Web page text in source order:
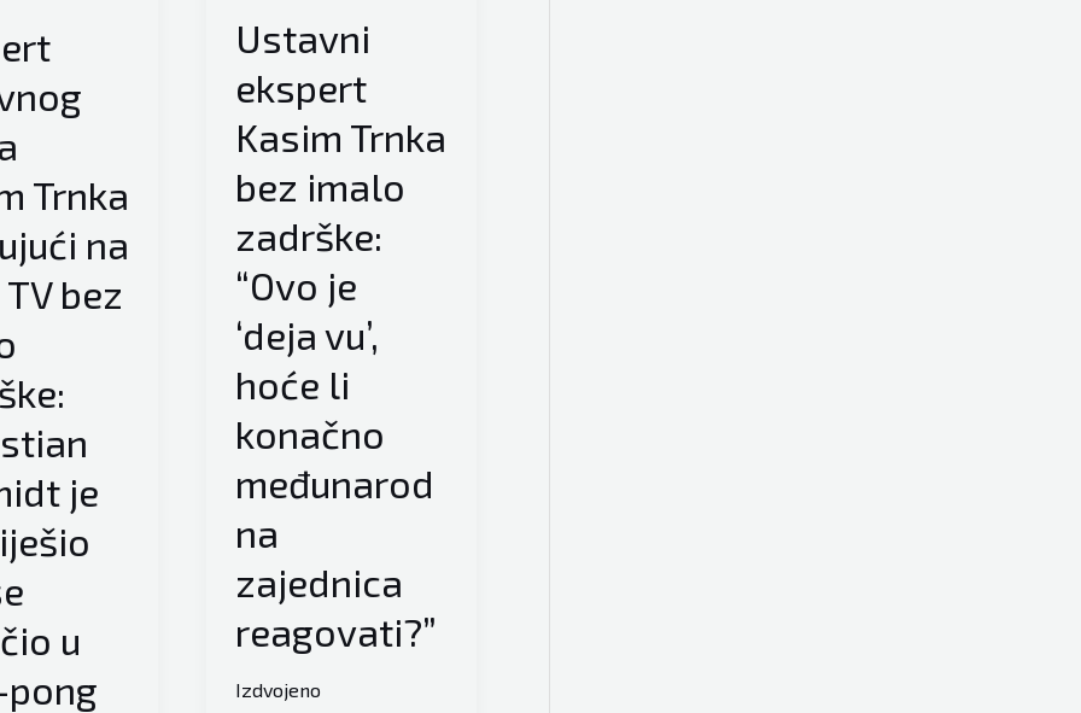
“Dodik
i
vlasti
iz
zamjenjuju
teze.
Strane
sudije
postoje
u
Ustavnom
sudu
zbog
jer
ima
za
secesiju
Trnka
na
bez
je
u
Ustavni
ekspert
Kasim Trnka
bez imalo
zadrške:
“Ovo je
‘deja vu’,
hoće li
konačno
međunarod
na
zajednica
reagovati?”
Izdvojeno